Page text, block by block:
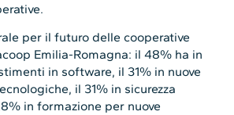
per il futuro delle cooperative
Emilia-Romagna: il 48% ha in
in software, il 31% in nuove
il 31% in sicurezza
in formazione per nuove